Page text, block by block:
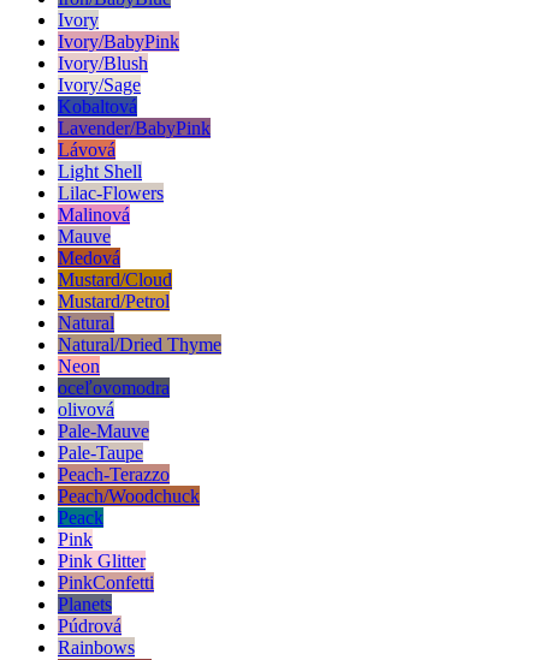
Ivory
Ivory/BabyPink
Ivory/Blush
Ivory/Sage
Kobaltová
Lavender/BabyPink
Lávová
Light Shell
Lilac-Flowers
Malinová
Mauve
Medová
Mustard/Cloud
Mustard/Petrol
Natural
Natural/Dried Thyme
Neon
oceľovomodra
olivová
Pale-Mauve
Pale-Taupe
Peach-Terazzo
Peach/Woodchuck
Peack
Pink
Pink Glitter
PinkConfetti
Planets
Púdrová
Rainbows